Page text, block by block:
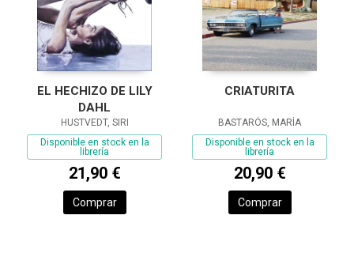
EL HECHIZO DE LILY
DAHL
HUSTVEDT, SIRI
Disponible en stock en la
librería
21,90 €
Comprar
CRIATURITA
BASTARÓS, MARÍA
Disponible en stock en la
librería
20,90 €
Comprar